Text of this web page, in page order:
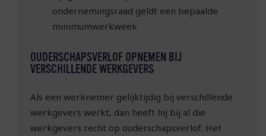
ondernemingsraad geldt een bepaalde
minimumwerkweek
OUDERSCHAPSVERLOF OPNEMEN BIJ
VERSCHILLENDE WERKGEVERS
Als een werknemer gelijktijdig bij verschillende
werkgevers werkt, dan heeft hij bij al die
werkgevers recht op ouderschapsverlof. Het